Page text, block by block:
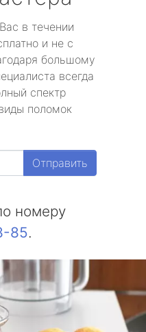
в течении
и не с
большому
всегда
спектр
поломок
Отправить
номеру
85.